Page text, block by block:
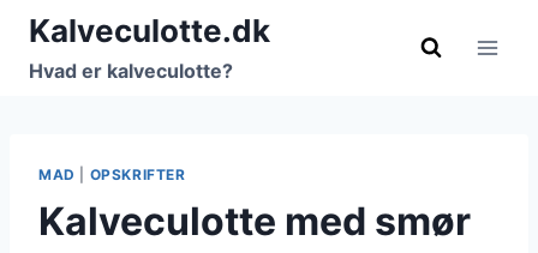
Fortsæt
indhold
Kalveculotte.dk
Hvad er kalveculotte?
MAD OPSKRIFTER
Kalveculotte med smør